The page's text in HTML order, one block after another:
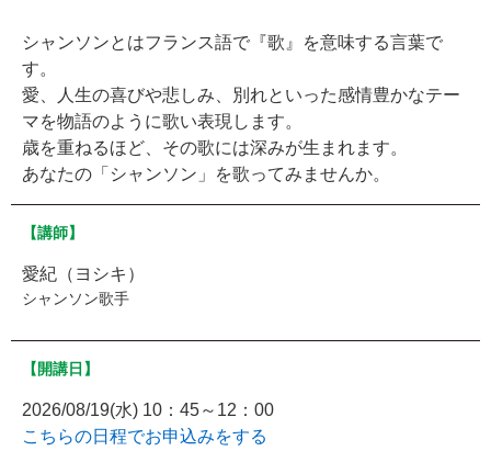
シャンソンとはフランス語で『歌』を意味する言葉で
す。
愛、人生の喜びや悲しみ、別れといった感情豊かなテー
マを物語のように歌い表現します。
歳を重ねるほど、その歌には深みが生まれます。
あなたの「シャンソン」を歌ってみませんか。
【講師】
愛紀（ヨシキ）
シャンソン歌手
【開講日】
2026/08/19(水) 10：45～12：00
こちらの日程でお申込みをする